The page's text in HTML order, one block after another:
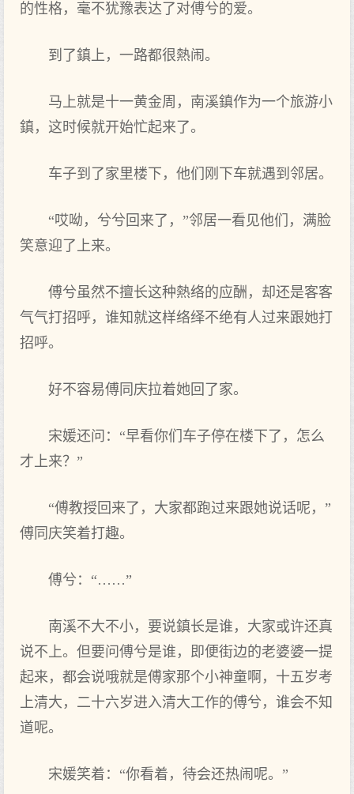
的性格，毫不犹豫表达了对傅兮的爱。
到了鎮上，一路都很熱闹。
马上就是十一黄金周，南溪鎮作为一个旅游小
鎮，这时候就开始忙起来了。
车子到了家里楼下，他们刚下车就遇到邻居。
“哎呦，兮兮回来了，”邻居一看见他们，满脸
笑意迎了上来。
傅兮虽然不擅长这种熱络的应酬，却还是客客
气气打招呼，谁知就这样络绎不绝有人过来跟她打
招呼。
好不容易傅同庆拉着她回了家。
宋媛还问：“早看你们车子停在楼下了，怎么
才上来？”
“傅教授回来了，大家都跑过来跟她说话呢，”
傅同庆笑着打趣。
傅兮：“……”
南溪不大不小，要说鎮长是谁，大家或许还真
说不上。但要问傅兮是谁，即便街边的老婆婆一提
起来，都会说哦就是傅家那个小神童啊，十五岁考
上清大，二十六岁进入清大工作的傅兮，谁会不知
道呢。
宋媛笑着：“你看着，待会还热闹呢。”